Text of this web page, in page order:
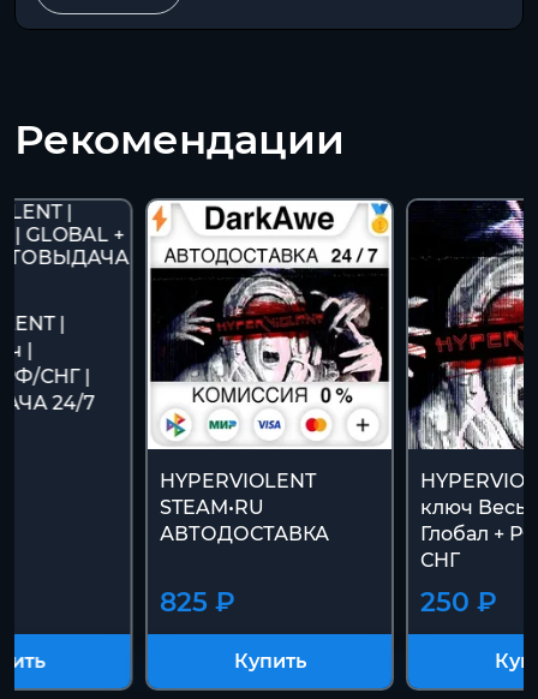
Рекомендации
|
|
РФ/СНГ |
24/7
HYPERVIOLENT
STEAM•RU
АВТОДОСТАВКА
825 ₽
Купить
ключ Весь
Глобал +
СНГ
250 ₽